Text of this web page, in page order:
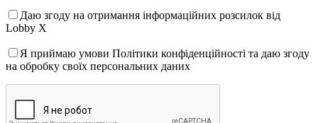
Даю згоду на отримання інформаційних розсилок від
Lobby X
Я приймаю умови Політики конфіденційності та даю згоду
на обробку своїх персональних даних